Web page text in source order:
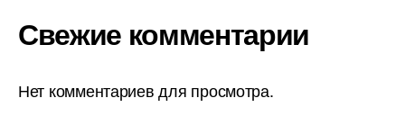
Свежие комментарии
Нет комментариев для просмотра.